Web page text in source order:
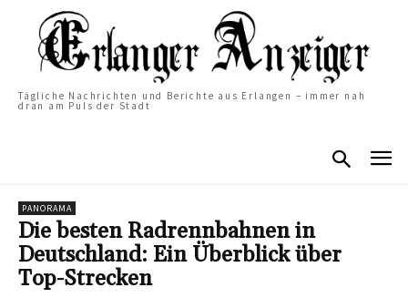
Tägliche Nachrichten und Berichte aus Erlangen – immer nah
dran am Puls der Stadt
PANORAMA
Die besten Radrennbahnen in
Deutschland: Ein Überblick über
Top-Strecken